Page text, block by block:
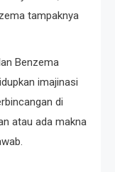
tampaknya
Benzema
imajinasi
di
atau ada makna